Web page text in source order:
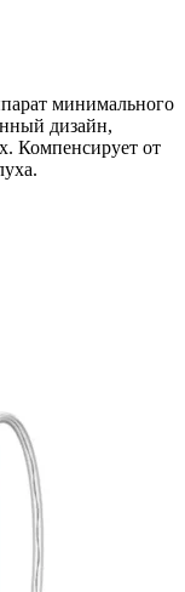
минимального
дизайн,
Компенсирует от